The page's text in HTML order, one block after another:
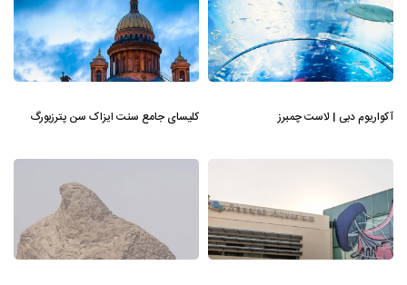
آکواریوم دبی | لاست چمبرز کلیسای جامع سنت ایزاک سن پترزبورگ